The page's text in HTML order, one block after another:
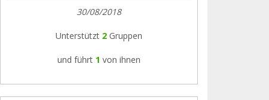
30/08/2018
Unterstützt 2 Gruppen
und führt 1 von ihnen